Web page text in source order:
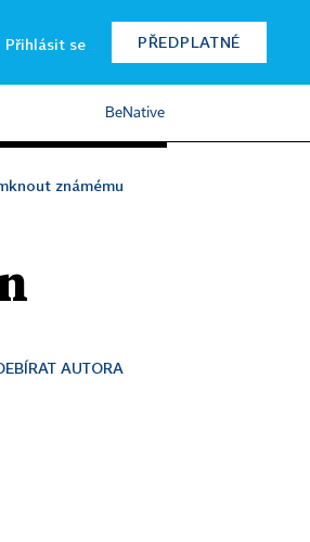
Přihlásit se PŘEDPLATNÉ
BeNative
známému
AUTORA